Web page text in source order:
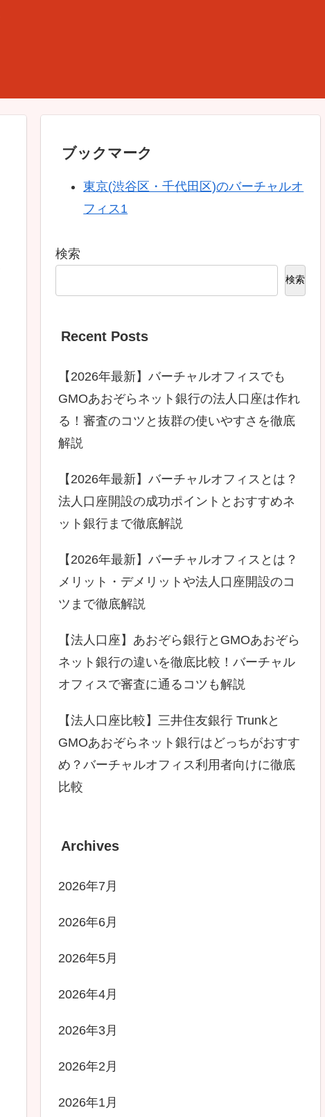
ブックマーク
東京(渋谷区・千代田区)のバーチャルオ
フィス1
検索
検索
Recent Posts
【2026年最新】バーチャルオフィスでも
GMOあおぞらネット銀行の法人口座は作れ
る！審査のコツと抜群の使いやすさを徹底
解説
【2026年最新】バーチャルオフィスとは？
法人口座開設の成功ポイントとおすすめネ
ット銀行まで徹底解説
【2026年最新】バーチャルオフィスとは？
メリット・デメリットや法人口座開設のコ
ツまで徹底解説
【法人口座】あおぞら銀行とGMOあおぞら
ネット銀行の違いを徹底比較！バーチャル
オフィスで審査に通るコツも解説
【法人口座比較】三井住友銀行 Trunkと
GMOあおぞらネット銀行はどっちがおすす
め？バーチャルオフィス利用者向けに徹底
比較
Archives
2026年7月
2026年6月
2026年5月
2026年4月
2026年3月
2026年2月
2026年1月